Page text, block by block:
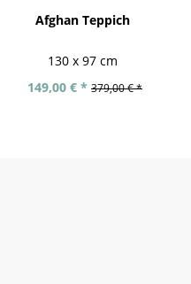
Afghan Teppich
130 x 97 cm
149,00 € * 379,00 € *